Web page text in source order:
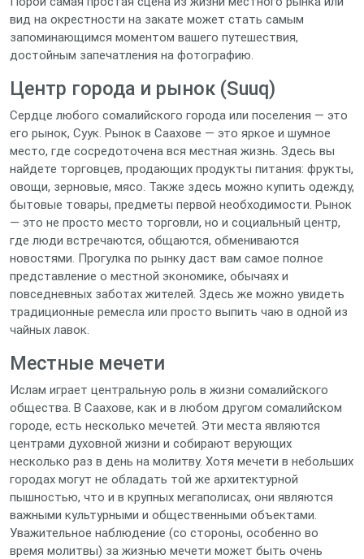
вид на окрестности на закате может стать самым
запоминающимся моментом вашего путешествия,
достойным запечатления на фотографию.
Центр города и рынок (Suuq)
Сердце любого сомалийского города или поселения — это
его рынок, Суук. Рынок в Саахове — это яркое и шумное
место, где сосредоточена вся местная жизнь. Здесь вы
найдете торговцев, продающих продукты питания: фрукты,
овощи, зерновые, мясо. Также здесь можно купить одежду,
бытовые товары, предметы первой необходимости. Рынок
— это не просто место торговли, но и социальный центр,
где люди встречаются, общаются, обмениваются
новостями. Прогулка по рынку даст вам самое полное
представление о местной экономике, обычаях и
повседневных заботах жителей. Здесь же можно увидеть
традиционные ремесла или просто выпить чаю в одной из
чайных лавок.
Местные мечети
Ислам играет центральную роль в жизни сомалийского
общества. В Саахове, как и в любом другом сомалийском
городе, есть несколько мечетей. Эти места являются
центрами духовной жизни и собирают верующих
несколько раз в день на молитву. Хотя мечети в небольших
городах могут не обладать той же архитектурной
пышностью, что и в крупных мегаполисах, они являются
важными культурными и общественными объектами.
Уважительное наблюдение (со стороны, особенно во
время молитвы) за жизнью мечети может быть очень